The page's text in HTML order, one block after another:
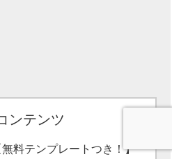
ンテンツ
無料テンプレートつき！】